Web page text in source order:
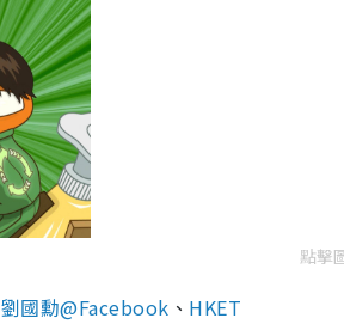
點擊
劉國勳@Facebook 、 HKET